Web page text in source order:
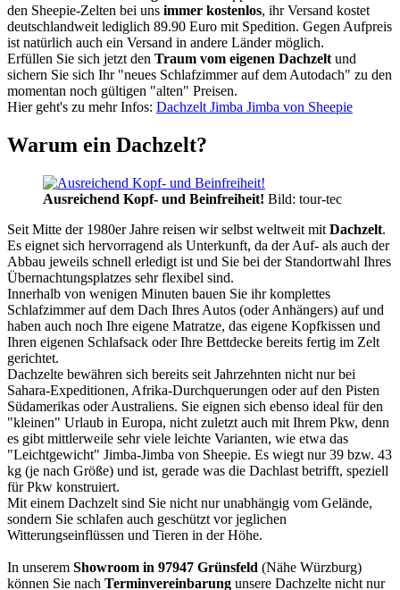
den Sheepie-Zelten bei uns immer kostenlos, ihr Versand kostet
deutschlandweit lediglich 89.90 Euro mit Spedition. Gegen Aufpreis
ist natürlich auch ein Versand in andere Länder möglich.
Erfüllen Sie sich jetzt den Traum vom eigenen Dachzelt und
sichern Sie sich Ihr "neues Schlafzimmer auf dem Autodach" zu den
momentan noch gültigen "alten" Preisen.
Hier geht's zu mehr Infos: Dachzelt Jimba Jimba von Sheepie
Warum ein Dachzelt?
Ausreichend Kopf- und Beinfreiheit! Bild: tour-tec
Seit Mitte der 1980er Jahre reisen wir selbst weltweit mit Dachzelt.
Es eignet sich hervorragend als Unterkunft, da der Auf- als auch der
Abbau jeweils schnell erledigt ist und Sie bei der Standortwahl Ihres
Übernachtungsplatzes sehr flexibel sind.
Innerhalb von wenigen Minuten bauen Sie ihr komplettes
Schlafzimmer auf dem Dach Ihres Autos (oder Anhängers) auf und
haben auch noch Ihre eigene Matratze, das eigene Kopfkissen und
Ihren eigenen Schlafsack oder Ihre Bettdecke bereits fertig im Zelt
gerichtet.
Dachzelte bewähren sich bereits seit Jahrzehnten nicht nur bei
Sahara-Expeditionen, Afrika-Durchquerungen oder auf den Pisten
Südamerikas oder Australiens. Sie eignen sich ebenso ideal für den
"kleinen" Urlaub in Europa, nicht zuletzt auch mit Ihrem Pkw, denn
es gibt mittlerweile sehr viele leichte Varianten, wie etwa das
"Leichtgewicht" Jimba-Jimba von Sheepie. Es wiegt nur 39 bzw. 43
kg (je nach Größe) und ist, gerade was die Dachlast betrifft, speziell
für Pkw konstruiert.
Mit einem Dachzelt sind Sie nicht nur unabhängig vom Gelände,
sondern Sie schlafen auch geschützt vor jeglichen
Witterungseinflüssen und Tieren in der Höhe.
In unserem Showroom in 97947 Grünsfeld (Nähe Würzburg)
können Sie nach Terminvereinbarung unsere Dachzelte nicht nur